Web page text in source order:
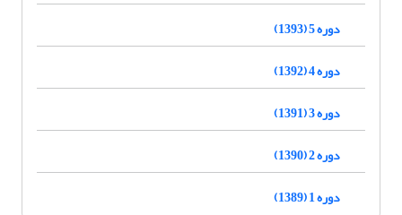
دوره 5 (1393)
دوره 4 (1392)
دوره 3 (1391)
دوره 2 (1390)
دوره 1 (1389)